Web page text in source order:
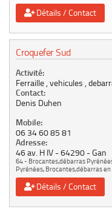
Détails / Contact
Croquefer Sud
Activité:
Ferraille , vehicules ,
Contact:
Denis Duhen
Mobile:
06 34 60 85 81
Adresse:
46 av. H IV 64290 Gan
64 - Brocantes,débarras
Pyrénées, Brocantes,débarras
Détails / Contact